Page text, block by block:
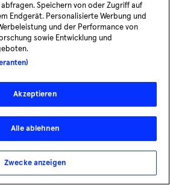
Vervielfältigung,
oder jede andere
der Inhalte und der
MOIA App zu
ist ohne vorherige
MOIA untersagt.
bei der Nutzung der
Speichern von oder Zugriff auf
Endgerät. Personalisierte Werbung und
und der Performance von
sowie Entwicklung und
Akzeptieren
Alle ablehnen
Zwecke anzeigen